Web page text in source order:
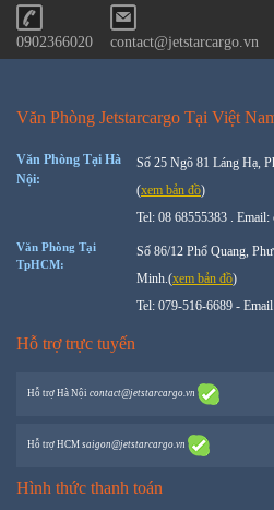
0902366020 contact@jetstarcargo.vn
Văn Phòng Jetstarcargo Tại Việt
Văn Phòng Tại Hà
Nội:
Số 25 Ngõ 81 Láng Hạ,
(xem bản đồ)
Tel: 08 68555383 . Email:
Văn Phòng Tại
TpHCM:
Số 86/12 Phổ Quang,
Minh.(xem bản đồ)
Tel: 079-516-6689 -
Hỗ trợ trực tuyến
Hỗ trợ Hà Nội contact@jetstarcargo.vn
Hỗ trợ HCM saigon@jetstarcargo.vn
Hình thức thanh toán